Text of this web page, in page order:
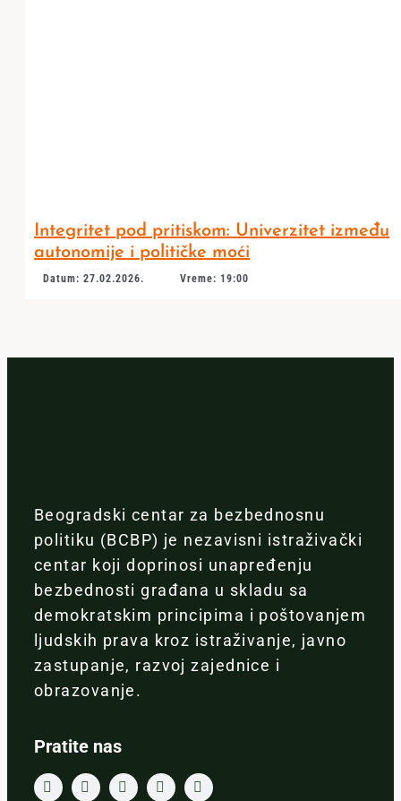
Integritet pod pritiskom: Univerzitet između
autonomije i političke moći
Datum: 27.02.2026. Vreme: 19:00
Beogradski centar za bezbednosnu
politiku (BCBP) je nezavisni istraživački
centar koji doprinosi unapređenju
bezbednosti građana u skladu sa
demokratskim principima i poštovanjem
ljudskih prava kroz istraživanje, javno
zastupanje, razvoj zajednice i
obrazovanje.
Pratite nas